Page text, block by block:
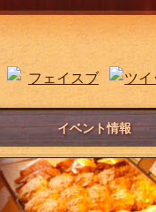
イベント情報